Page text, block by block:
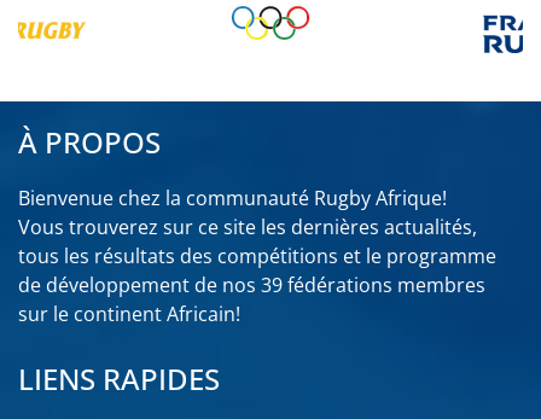
À PROPOS
Bienvenue chez la communauté Rugby Afrique!
Vous trouverez sur ce site les dernières actualités,
tous les résultats des compétitions et le programme
de développement de nos 39 fédérations membres
sur le continent Africain!
LIENS RAPIDES